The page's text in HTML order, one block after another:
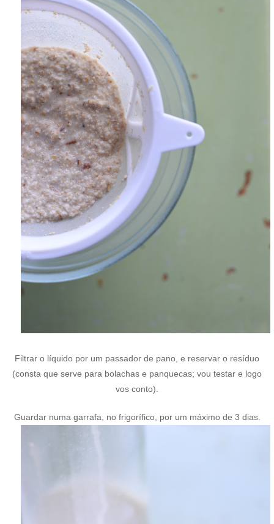
Filtrar o líquido por um passador de pano, e reservar o resíduo
(consta que serve para bolachas e panquecas; vou testar e logo
vos conto).
Guardar numa garrafa, no frigorífico, por um máximo de 3 dias.